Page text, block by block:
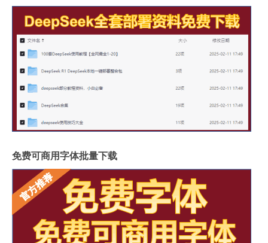
免费可商用字体批量下载